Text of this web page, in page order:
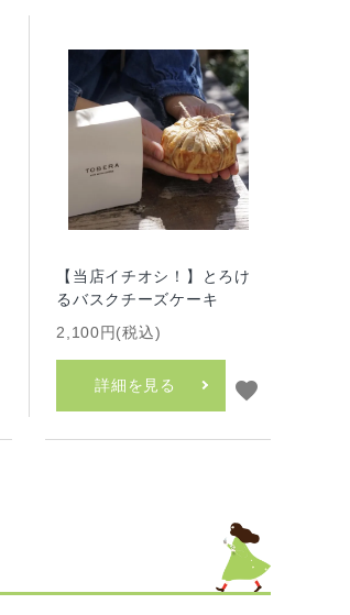
【当店イチオシ！】とろけ
るバスクチーズケーキ
2,100円(税込)
詳細を見る favorite